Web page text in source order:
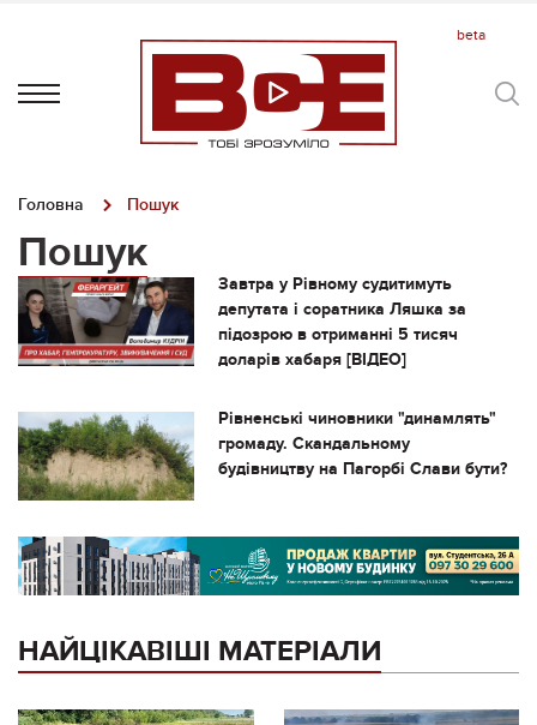
Головна Пошук
Пошук
Завтра у Рівному судитимуть
депутата і соратника Ляшка за
підозрою в отриманні 5 тисяч
доларів хабаря [ВІДЕО]
Рівненські чиновники "динамлять"
громаду. Скандальному
будівництву на Пагорбі Слави бути?
НАЙЦІКАВІШІ МАТЕРІАЛИ